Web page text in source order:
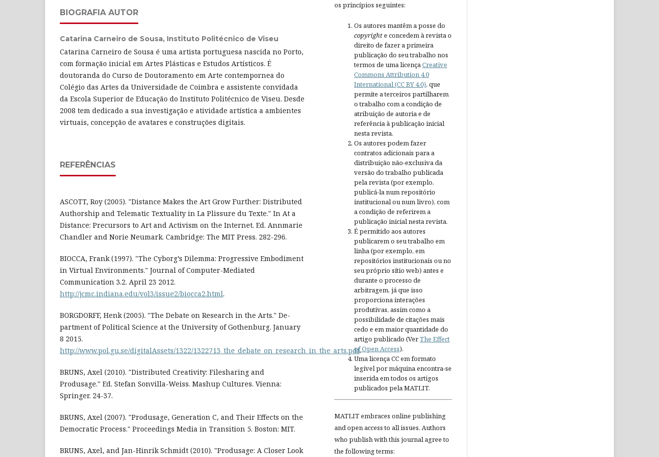
BIOGRAFIA AUTOR
Catarina Carneiro de Sousa, Instituto Politécnico de Viseu
Catarina Carneiro de Sousa é uma artista portuguesa nascida no Porto,
com formação inicial em Artes Plásticas e Estudos Artísticos. É
doutoranda do Curso de Doutoramento em Arte contempornea do
Colégio das Artes da Universidade de Coimbra e assistente convidada
da Escola Superior de Educação do Instituto Politécnico de Viseu. Desde
2008 tem dedicado a sua investigação e atividade artística a ambientes
virtuais, concepção de avatares e construções digitais.
REFERÊNCIAS
ASCOTT, Roy (2005). "Distance Makes the Art Grow Further: Distributed
Authorship and Telematic Textuality in La Plissure du Texte." In At a
Distance: Precursors to Art and Activism on the Internet. Ed. Annmarie
Chandler and Norie Neumark. Cambridge: The MIT Press. 282-296.
BIOCCA, Frank (1997). "The Cyborg’s Dilemma: Progressive Embodiment
in Virtual Environments." Journal of Computer-Mediated
Communication 3.2. April 23 2012.
http://jcmc.indiana.edu/vol3/issue2/biocca2.html.
BORGDORFF, Henk (2005). "The Debate on Research in the Arts." De-
partment of Political Science at the University of Gothenburg. January
8 2015.
http://www.pol.gu.se/digitalAssets/1322/1322713_the_debate_on_research_in_the_arts.pdf.
BRUNS, Axel (2010). "Distributed Creativity: Filesharing and
Produsage." Ed. Stefan Sonvilla-Weiss. Mashup Cultures. Vienna:
Springer. 24-37.
BRUNS, Axel (2007). "Produsage, Generation C, and Their Effects on the
Democratic Process." Proceedings Media in Transition 5. Boston: MIT.
BRUNS, Axel, and Jan-Hinrik Schmidt (2010). "Produsage: A Closer Look
os princípios seguintes:
Os autores mantêm a posse do
copyrighte concedem à revista o
direito de fazer a primeira
publicação do seu trabalho nos
termos de uma licençaCreative
Commons Attribution 4.0
International (CC BY 4.0), que
permite a terceiros partilharem
o trabalho com a condição de
atribuição de autoria e de
referência à publicação inicial
nesta revista.
Os autores podem fazer
contratos adicionais para a
distribuição não-exclusiva da
versão do trabalho publicada
pela revista (por exemplo,
publicá-la num repositório
institucional ou num livro), com
a condição de referirem a
publicação inicial nesta revista.
É permitido aos autores
publicarem o seu trabalho em
linha (por exemplo, em
repositórios institucionais ou no
seu próprio sítio web) antes e
durante o processo de
arbitragem, já que isso
proporciona interações
produtivas, assim como a
possibilidade de citações mais
cedo e em maior quantidade do
artigo publicado (VerThe Effect
of Open Access).
Uma licença CC em formato
legível por máquina encontra-se
inserida em todos os artigos
publicados pela MATLIT.
MATLIT embraces online publishing
and open access to all issues. Authors
who publish with this journal agree to
the following terms: